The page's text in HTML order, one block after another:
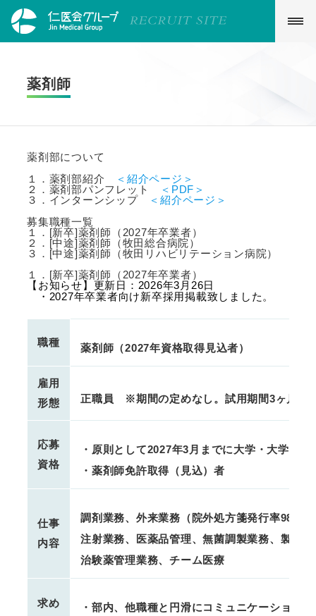
福利厚生
先輩の声
お問い合わせ・資料請求
新着情報 一覧
アクセス・周辺環境
個人情報保護方針 このサイトについて
薬剤師
薬剤部について
１．薬剤部紹介
＜紹介ページ＞
２．薬剤部パンフレット
＜PDF＞
３．インターンシップ
＜紹介ページ＞
募集職種一覧
１．[新卒]薬剤師（2027年卒業者）
２．[中途]薬剤師（牧田総合病院）
３．[中途]薬剤師（牧田リハビリテーション病院）
１．[新卒]薬剤師（2027年卒業者）
【お知らせ】更新日：2026年3月26日
・2027年卒業者向け新卒採用掲載致しました。
職種 薬剤師（2027年資格取得見込者）
雇用
形態
正職員 ※期間の定めなし。試用期間3ヶ月
応募
資格
・原則として2027年3月までに大学・大学院卒
・薬剤師免許取得（見込）者
仕事
内容
調剤業務、外来業務（院外処方箋発行率98％
注射業務、医薬品管理、無菌調製業務、製剤
治験薬管理業務、チーム医療
求め
・部内、他職種と円滑にコミュニケーション